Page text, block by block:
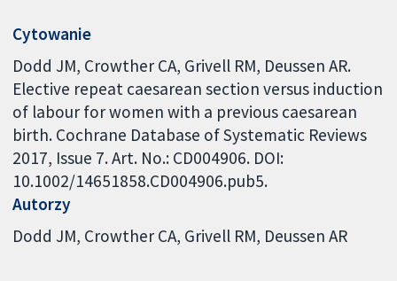
Cytowanie
Dodd JM, Crowther CA, Grivell RM, Deussen AR.
Elective repeat caesarean section versus induction
of labour for women with a previous caesarean
birth. Cochrane Database of Systematic Reviews
2017, Issue 7. Art. No.: CD004906. DOI:
10.1002/14651858.CD004906.pub5.
Autorzy
Dodd JM Crowther CA Grivell RM Deussen AR